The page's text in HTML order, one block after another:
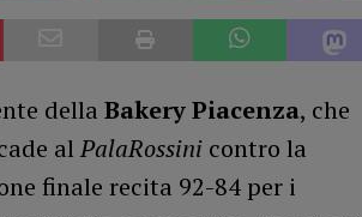
della Bakery Piacenza, che
alPalaRossini contro la
finale recita 92-84 per i